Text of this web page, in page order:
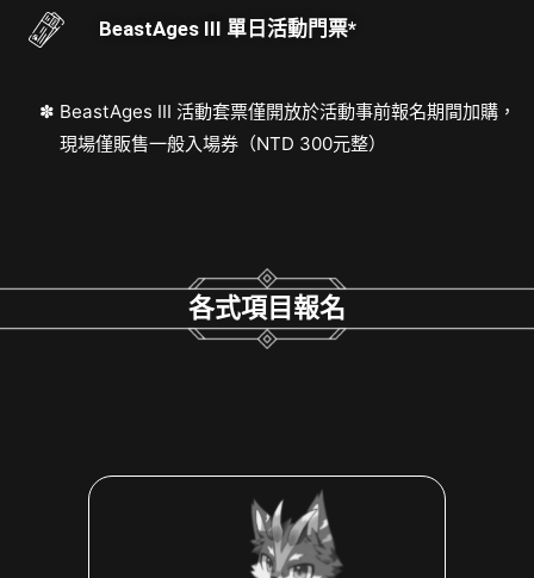
BeastAges III 單日活動門票*
BeastAges III 活動套票僅開放於活動事前報名期間加購，
現場僅販售一般入場券（NTD 300元整）
各式項目報名